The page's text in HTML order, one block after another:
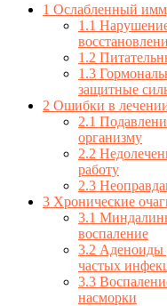
1 Ослабленный
1.1
1.2
1.3
защитные
2 Ошибки в
2.1
организму
2.2
работу
2.3
3 Хронические
3.1
воспаление
3.2 Аденоиды
частых
3.3
насморки